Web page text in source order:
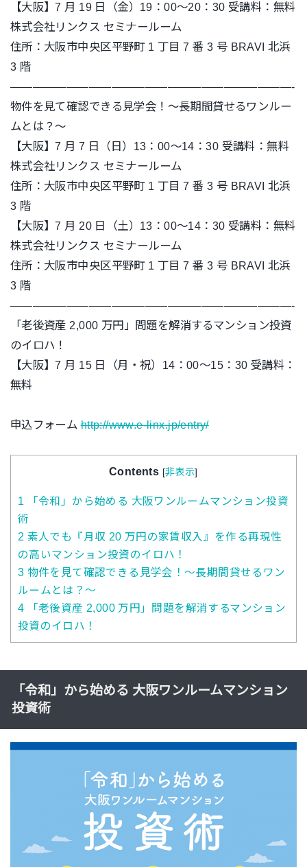
【大阪】7 月 19 日（金）19：00～20：30 受講料：無料
株式会社リンクス セミナールーム
住所：大阪市中央区平野町 1 丁目 7 番 3 号 BRAVI 北浜
3 階
—————————————————————————-
物件を見て確認できる見学会！～長期間貸せるワンルー
ムとは？～
【大阪】7 月 7 日（日）13：00～14：30 受講料：無料
株式会社リンクス セミナールーム
住所：大阪市中央区平野町 1 丁目 7 番 3 号 BRAVI 北浜
3 階
【大阪】7 月 20 日（土）13：00～14：30 受講料：無料
株式会社リンクス セミナールーム
住所：大阪市中央区平野町 1 丁目 7 番 3 号 BRAVI 北浜
3 階
—————————————————————————-
「老後資産 2,000 万円」問題を解消するマンション投資
のイロハ！
【大阪】7 月 15 日（月・祝）14：00～15：30 受講料：
無料
申込フォームhttp://www.e-linx.jp/entry/
Contents [非表示]
1 「令和」から始める 大阪ワンルームマンション投資
術
2 素人でも『月収 20 万円の家賃収入』を作る再現性
の高いマンション投資のイロハ！
3 物件を見て確認できる見学会！〜長期間貸せるワン
ルームとは？〜
4 「老後資産 2,000 万円」問題を解消するマンション
投資のイロハ！
「令和」から始める 大阪ワンルームマンション
投資術